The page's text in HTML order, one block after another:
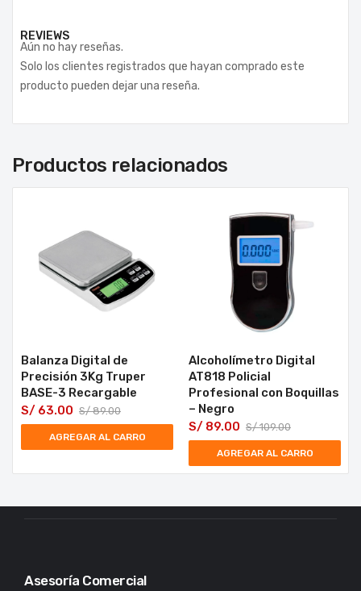
REVIEWS
Aún no hay reseñas.
Solo los clientes registrados que hayan comprado este
producto pueden dejar una reseña.
Productos relacionados
Balanza Digital de
Precisión 3Kg Truper
BASE-3 Recargable
S/89.00
S/ 63.00
AGREGAR AL CARRO
Alcoholímetro Digital
AT818 Policial
Profesional con Boquillas
– Negro
S/109.00
S/ 89.00
AGREGAR AL CARRO
Asesoría Comercial